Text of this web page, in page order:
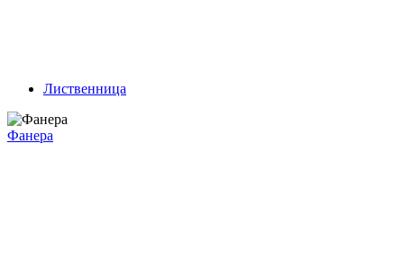
Лиственница
Фанера